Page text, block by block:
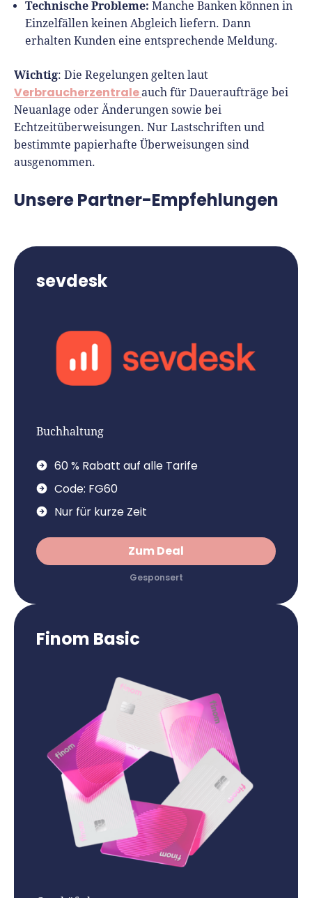
Technische Probleme: Manche Banken können in
Einzelfällen keinen Abgleich liefern. Dann
erhalten Kunden eine entsprechende Meldung.
Wichtig: Die Regelungen gelten laut
Verbraucherzentraleauch für Daueraufträge bei
Neuanlage oder Änderungen sowie bei
Echtzeitüberweisungen. Nur Lastschriften und
bestimmte papierhafte Überweisungen sind
ausgenommen.
Unsere Partner-Empfehlungen
sevdesk
Buchhaltung
60 % Rabatt auf alle Tarife
Code: FG60
Nur für kurze Zeit
Zum Deal
Finom Basic